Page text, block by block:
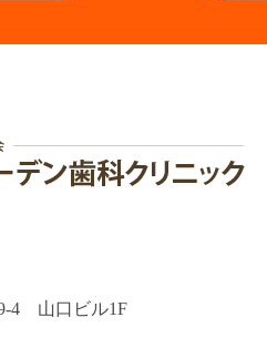
4 山口ビル1F